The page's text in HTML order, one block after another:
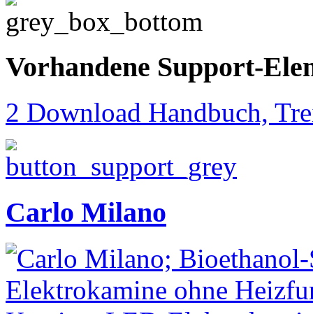
Vorhandene Support-
2 Download Handbuch,
Carlo Milano